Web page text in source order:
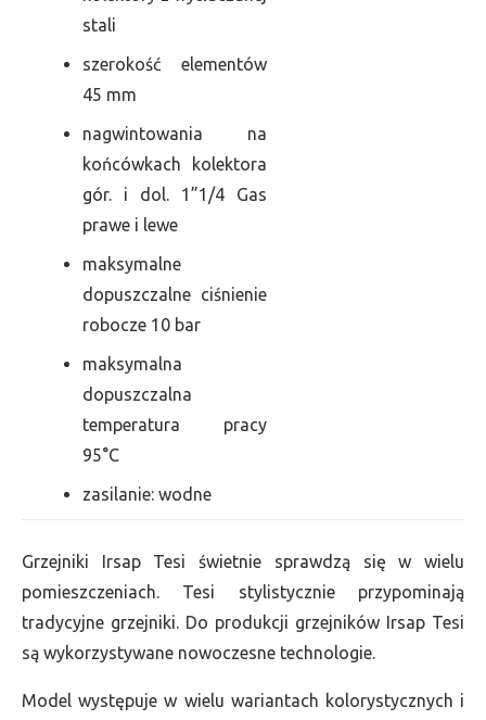
stali
szerokość elementów
45 mm
nagwintowania na
końcówkach kolektora
gór. i dol. 1”1/4 Gas
prawe i lewe
maksymalne
dopuszczalne ciśnienie
robocze 10 bar
maksymalna
dopuszczalna
temperatura pracy
95°C
zasilanie: wodne
Grzejniki Irsap Tesi świetnie sprawdzą się w wielu
pomieszczeniach. Tesi stylistycznie przypominają
tradycyjne grzejniki. Do produkcji grzejników Irsap Tesi
są wykorzystywane nowoczesne technologie.
Model występuje w wielu wariantach kolorystycznych i